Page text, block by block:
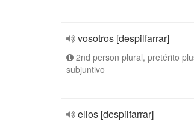
vosotros [despilfarrar]
2nd person plural, pretérito
subjuntivo
ellos [despilfarrar]